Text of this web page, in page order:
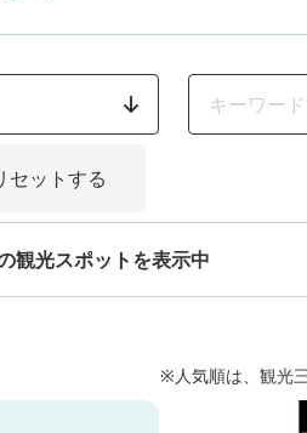
セットする
観光スポットを表示中
※人気順は、観光